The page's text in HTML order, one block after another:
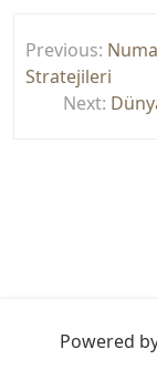
gezinmesi
Previous:
Stratejileri
Next:
Powered